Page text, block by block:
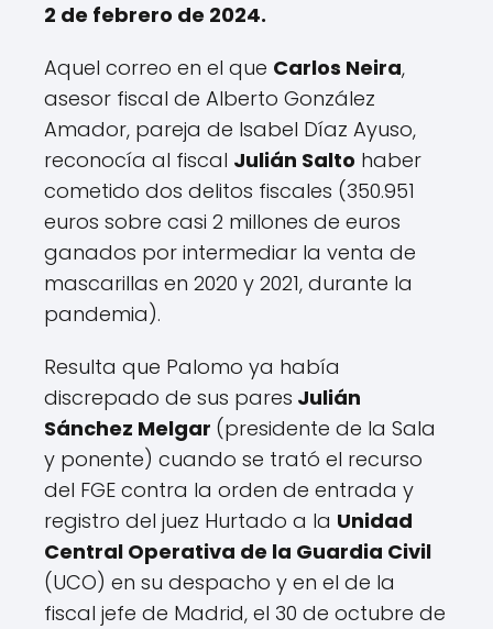
2 de febrero de 2024.
Aquel correo en el que Carlos Neira,
asesor fiscal de Alberto González
Amador, pareja de Isabel Díaz Ayuso,
reconocía al fiscal Julián Salto haber
cometido dos delitos fiscales (350.951
euros sobre casi 2 millones de euros
ganados por intermediar la venta de
mascarillas en 2020 y 2021, durante la
pandemia).
Resulta que Palomo ya había
discrepado de sus pares Julián
Sánchez Melgar (presidente de la Sala
y ponente) cuando se trató el recurso
del FGE contra la orden de entrada y
registro del juez Hurtado a la Unidad
Central Operativa de la Guardia Civil
(UCO) en su despacho y en el de la
fiscal jefe de Madrid, el 30 de octubre de